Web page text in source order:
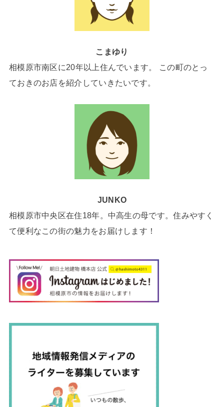
こまゆり
相模原市南区に20年以上住んでいます。 この町のとっ
ておきのお店を紹介していきたいです。
JUNKO
相模原市中央区在住18年。中高生の母です。住みやすく
て便利なこの街の魅力をお届けします！